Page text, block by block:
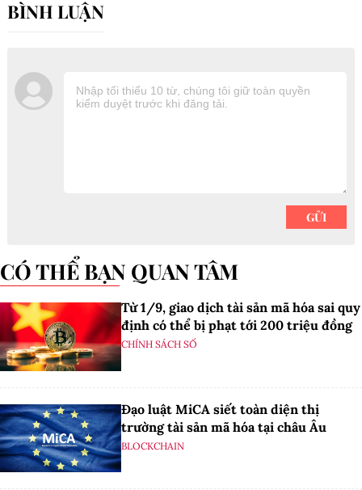
CÓ THỂ BẠN QUAN TÂM
Từ 1/9, giao dịch tài sản mã hóa sai quy
định có thể bị phạt tới 200 triệu đồng
CHÍNH SÁCH SỐ
Đạo luật MiCA siết toàn diện thị
trường tài sản mã hóa tại châu Âu
BLOCKCHAIN